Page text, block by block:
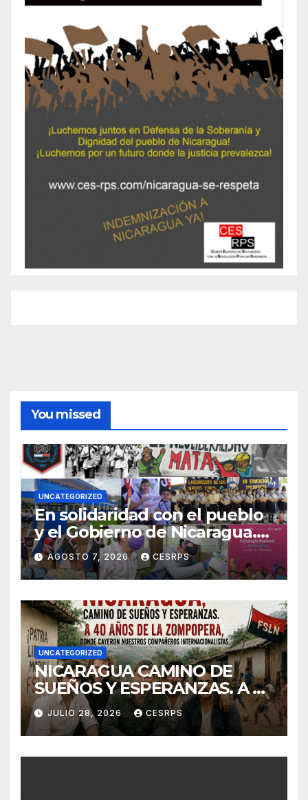
You missed
UNCATEGORIZED
En solidaridad con el pueblo
y el Gobierno de Nicaragua.
En defensa de su soberanía y
de su modelo de democracia
participa
AGOSTO 7, 2026 CESRPS
UNCATEGORIZED
NICARAGUA CAMINO DE
SUEÑOS Y ESPERANZAS. A 40
años de La Zompopera,
donde cayeron nuestros
compañeros
internacionalistas.
JULIO 28, 2026 CESRPS